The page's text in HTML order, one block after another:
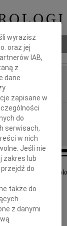
21 kwietnia 2012
Teść i Dziadek
wyrazisz
oraz jej
IAB,
z
dane
zapisane w
do
serwisach,
w nich
Jeśli nie
zakres lub
do
także do
z danymi